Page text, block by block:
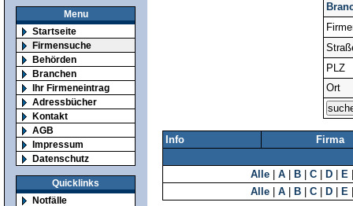
Menu
Startseite
Firmensuche
Behörden
Branchen
Ihr Firmeneintrag
Adressbücher
Kontakt
AGB
Impressum
Datenschutz
Quicklinks
Notfälle
PLZ
Ort
Info Firma
Alle A B C D E
Alle
A B C D E